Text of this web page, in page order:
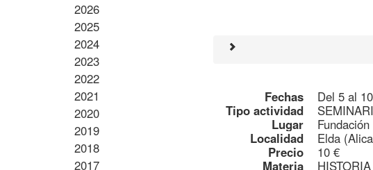
2026
2025
2024
2023
2022
2021
2020
2019
2018
2017
Fechas
Del 5 al
Tipo actividad
Lugar
Localidad
Elda
Precio
10 €
Materia
HISTORIA